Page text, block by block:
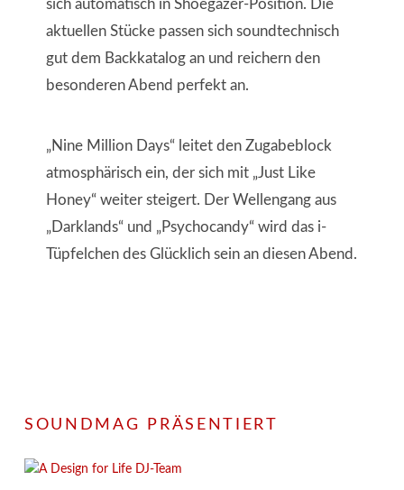
sich automatisch in Shoegazer-Position. Die
aktuellen Stücke passen sich soundtechnisch
gut dem Backkatalog an und reichern den
besonderen Abend perfekt an.
„Nine Million Days“ leitet den Zugabeblock
atmosphärisch ein, der sich mit „Just Like
Honey“ weiter steigert. Der Wellengang aus
„Darklands“ und „Psychocandy“ wird das i-
Tüpfelchen des Glücklich sein an diesen Abend.
SOUNDMAG PRÄSENTIERT